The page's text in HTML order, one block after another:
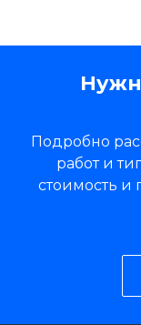
Подробно
работ и
стоимость и